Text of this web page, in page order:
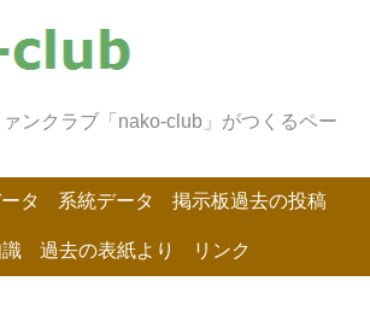
ンクラブ「nako-club」がつくるペー
タ 系統データ 掲示板過去の投稿
過去の表紙より リンク